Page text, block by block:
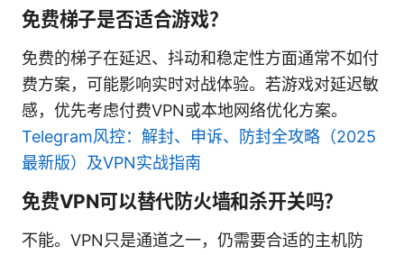
免费梯子是否适合游戏？
免费的梯子在延迟、抖动和稳定性方面通常不如付
费方案，可能影响实时对战体验。若游戏对延迟敏
感，优先考虑付费VPN或本地网络优化方案。
Telegram风控：解封、申诉、防封全攻略（2025
最新版）及VPN实战指南
免费VPN可以替代防火墙和杀开关吗？
不能。VPN只是通道之一，仍需要合适的主机防